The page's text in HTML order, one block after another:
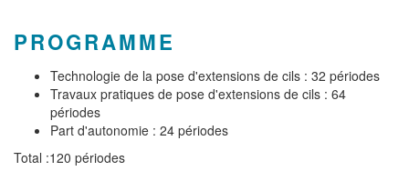
PROGRAMME
Technologie de la pose d'extensions de cils : 32 périodes
Travaux pratiques de pose d'extensions de cils : 64
périodes
Part d'autonomie : 24 périodes
Total :120 périodes